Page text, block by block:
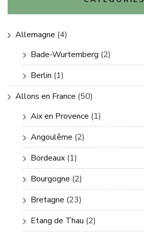
Allemagne (4)
Bade-Wurtemberg (2)
Berlin (1)
Allons en France (50)
Aix en Provence (1)
Angoulême (2)
Bordeaux (1)
Bourgogne (2)
Bretagne (23)
Etang de Thau (2)